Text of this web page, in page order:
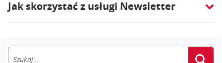
Jak skorzystać z usługi Newsletter